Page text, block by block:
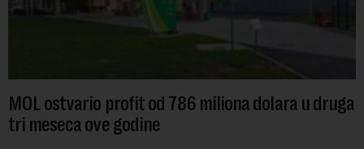
MOL ostvario profit od 786 miliona dolara u druga
tri meseca ove godine